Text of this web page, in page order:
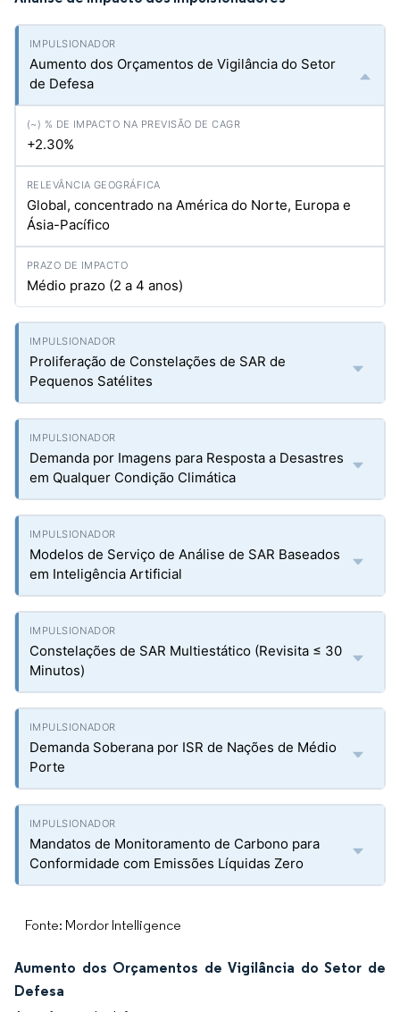
Aumento dos Orçamentos de Vigilância do Setor
de Defesa
+2.30%
Global, concentrado na América do Norte, Europa e
Ásia-Pacífico
Médio prazo (2 a 4 anos)
Proliferação de Constelações de SAR de
Pequenos Satélites
Demanda por Imagens para Resposta a Desastres
em Qualquer Condição Climática
Modelos de Serviço de Análise de SAR Baseados
em Inteligência Artificial
Constelações de SAR Multiestático (Revisita ≤ 30
Minutos)
Demanda Soberana por ISR de Nações de Médio
Porte
Mandatos de Monitoramento de Carbono para
Conformidade com Emissões Líquidas Zero
Fonte: Mordor Intelligence
Aumento dos Orçamentos de Vigilância do Setor de
Defesa